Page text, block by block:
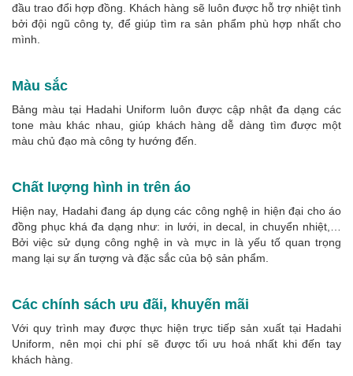
đầu trao đổi hợp đồng. Khách hàng sẽ luôn được hỗ trợ nhiệt tình
bởi đội ngũ công ty, để giúp tìm ra sản phẩm phù hợp nhất cho
mình.
Màu sắc
Bảng màu tại Hadahi Uniform luôn được cập nhật đa dạng các
tone màu khác nhau, giúp khách hàng dễ dàng tìm được một
màu chủ đạo mà công ty hướng đến.
Chất lượng hình in trên áo
Hiện nay, Hadahi đang áp dụng các công nghệ in hiện đại cho áo
đồng phục khá đa dạng như: in lưới, in decal, in chuyển nhiệt,…
Bởi việc sử dụng công nghệ in và mực in là yếu tố quan trọng
mang lại sự ấn tượng và đặc sắc của bộ sản phẩm.
Các chính sách ưu đãi, khuyến mãi
Với quy trình may được thực hiện trực tiếp sản xuất tại Hadahi
Uniform, nên mọi chi phí sẽ được tối ưu hoá nhất khi đến tay
khách hàng.